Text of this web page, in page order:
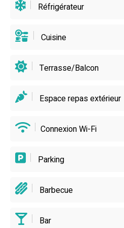
Réfrigérateur
Cuisine
Terrasse/Balcon
Espace repas extérieur
Connexion Wi-Fi
Parking
Barbecue
Bar